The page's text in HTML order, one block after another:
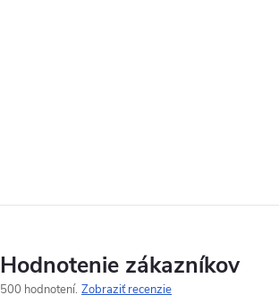
Hodnotenie zákazníkov
500 hodnotení Zobraziť recenzie